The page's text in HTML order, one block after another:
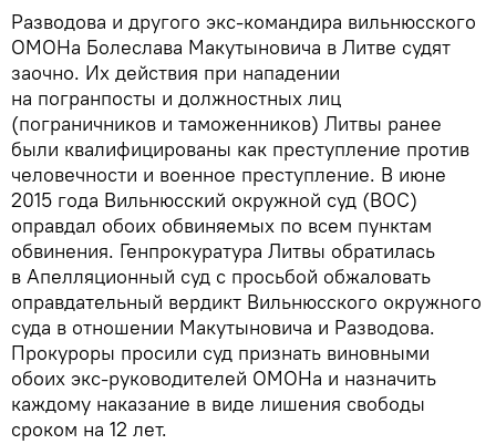
Разводова и другого экс-командира вильнюсского
ОМОНа Болеслава Макутыновича в Литве судят
заочно. Их действия при нападении
на погранпосты и должностных лиц
(пограничников и таможенников) Литвы ранее
были квалифицированы как преступление против
человечности и военное преступление. В июне
2015 года Вильнюсский окружной суд (ВОС)
оправдал обоих обвиняемых по всем пунктам
обвинения. Генпрокуратура Литвы обратилась
в Апелляционный суд с просьбой обжаловать
оправдательный вердикт Вильнюсского окружного
суда в отношении Макутыновича и Разводова.
Прокуроры просили суд признать виновными
обоих экс-руководителей ОМОНа и назначить
каждому наказание в виде лишения свободы
сроком на 12 лет.